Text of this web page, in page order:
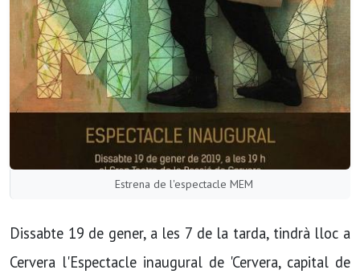
Estrena de l'espectacle MEM
Dissabte 19 de gener, a les 7 de la tarda, tindrà lloc a
Cervera l'Espectacle inaugural de 'Cervera, capital de